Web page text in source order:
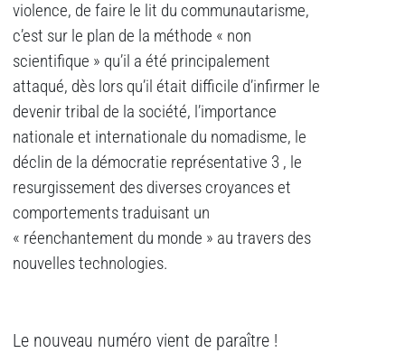
violence, de faire le lit du communautarisme,
c’est sur le plan de la méthode « non
scientifique » qu’il a été principalement
attaqué, dès lors qu’il était difficile d’infirmer le
devenir tribal de la société, l’importance
nationale et internationale du nomadisme, le
déclin de la démocratie représentative 3 , le
resurgissement des diverses croyances et
comportements traduisant un
« réenchantement du monde » au travers des
nouvelles technologies.
Le nouveau numéro vient de paraître !